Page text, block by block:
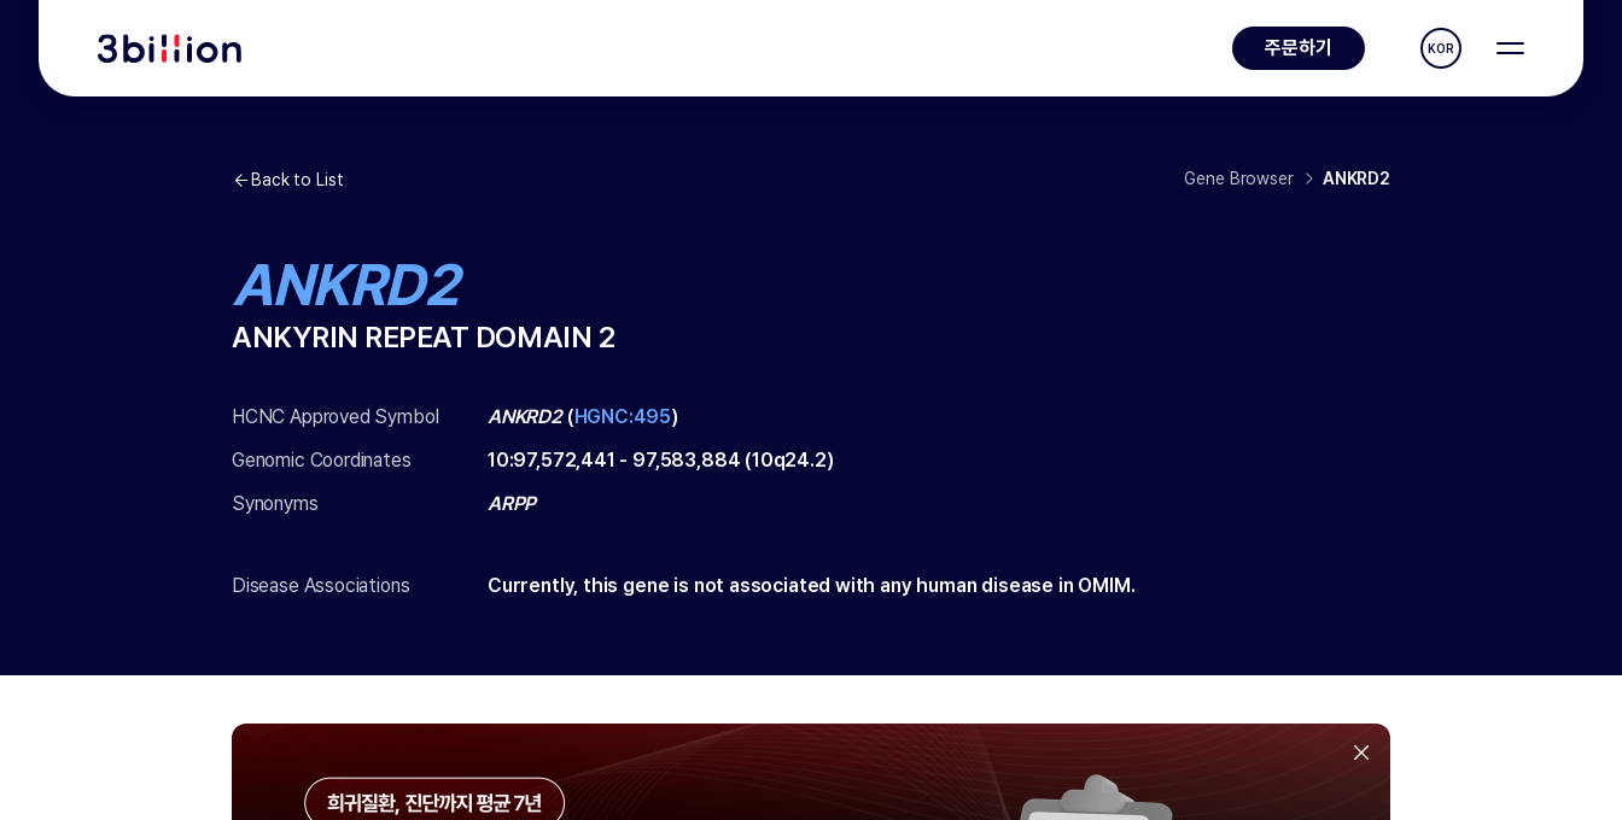
주문하기 KOR
Back to List Gene Browser ANKRD2
ANKRD2
ANKYRIN REPEAT DOMAIN 2
HCNC Approved Symbol ANKRD2(HGNC:495)
Genomic Coordinates
10:97,572,441 - 97,583,884 (10q24.2)
Synonyms
ARPP
Disease Associations Currently, this gene is not associated with any human disease in OMIM.